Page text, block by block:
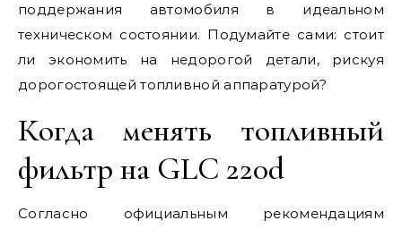
поддержания автомобиля в идеальном
техническом состоянии. Подумайте сами: стоит
ли экономить на недорогой детали, рискуя
дорогостоящей топливной аппаратурой?
Когда менять топливный
фильтр на GLC 220d
Согласно официальным рекомендациям